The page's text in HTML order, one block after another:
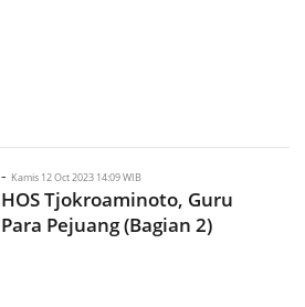
- Kamis 12 Oct 2023 14:09 WIB
HOS Tjokroaminoto, Guru
Para Pejuang (Bagian 2)